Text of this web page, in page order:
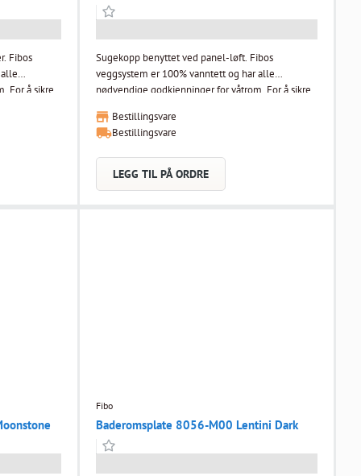
For å sikre
Sugekopp benyttet ved panel-løft. Fibos
veggsystem er 100% vanntett og har alle
nødvendige godkjenninger for våtrom. For å sikre
utvalg av profiler og tilbehør som forenkler
monteringsjobben.
Bestillingsvare
Bestillingsvare
LEGG TIL PÅ ORDRE
Fibo
Baderomsplate 8056-M00 Lentini Dark